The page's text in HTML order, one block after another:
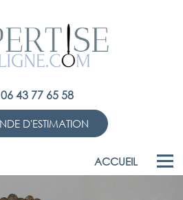
06 43 77 65 58
DEMANDE D'ESTIMATION
ACCUEIL